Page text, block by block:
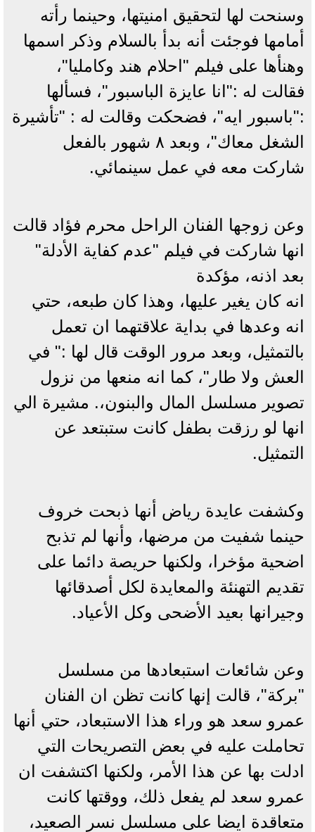
وسنحت لها لتحقيق امنيتها، وحينما رأته
أمامها فوجئت أنه بدأ بالسلام وذكر اسمها
وهنأها على فيلم "احلام هند وكامليا"،
فقالت له :"انا عايزة الباسبور"، فسألها
:"باسبور ايه"، فضحكت وقالت له : "تأشيرة
الشغل معاك"، وبعد ٨ شهور بالفعل
شاركت معه في عمل سينمائي.
وعن زوجها الفنان الراحل محرم فؤاد قالت
انها شاركت في فيلم "عدم كفاية الأدلة"
بعد اذنه، مؤكدة
انه كان يغير عليها، وهذا كان طبعه، حتي
انه وعدها في بداية علاقتهما ان تعمل
بالتمثيل، وبعد مرور الوقت قال لها :" في
العش ولا طار"، كما انه منعها من نزول
تصوير مسلسل المال والبنون،. مشيرة الي
انها لو رزقت بطفل كانت ستبتعد عن
التمثيل.
وكشفت عايدة رياض أنها ذبحت خروف
حينما شفيت من مرضها، وأنها لم تذبح
اضحية مؤخرا، ولكنها حريصة دائما على
تقديم التهنئة والمعايدة لكل أصدقائها
وجيرانها بعيد الأضحى وكل الأعياد.
وعن شائعات استبعادها من مسلسل
"بركة"، قالت إنها كانت تظن ان الفنان
عمرو سعد هو وراء هذا الاستبعاد، حتي أنها
تحاملت عليه في بعض التصريحات التي
ادلت بها عن هذا الأمر، ولكنها اكتشفت ان
عمرو سعد لم يفعل ذلك، ووقتها كانت
متعاقدة ايضا على مسلسل نسر الصعيد،